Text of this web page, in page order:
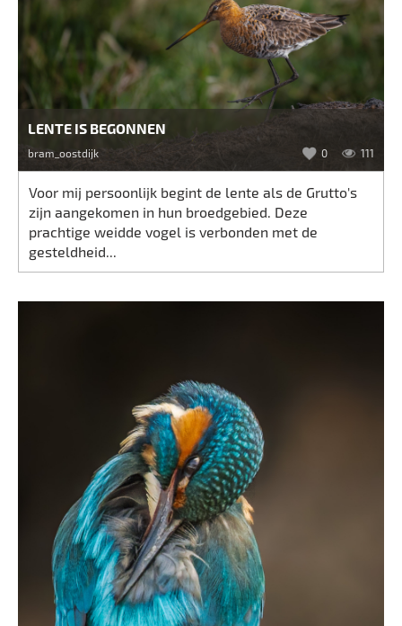
LENTE IS BEGONNEN
bram_oostdijk 0 111
Voor mij persoonlijk begint de lente als de Grutto's
zijn aangekomen in hun broedgebied. Deze
prachtige weidde vogel is verbonden met de
gesteldheid...